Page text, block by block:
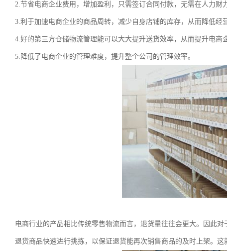
2.节省电商企业费用，增加盈利，只需签订合同付款，无需在人力财
3.利于加速电商企业的商品周转，减少自身店铺的库存，从而降低经
4.好的第三方仓储物流管理能可以大大提升送货效率，从而提升电商
5.降低了电商企业的管理难度，提升整个公司的管理效率。
电商行业的产品相比传统零售物流而言，退货量往往会更大。因此
退货商品快速进行挑拣，以保证退货能再次销售商品的及时上架。这